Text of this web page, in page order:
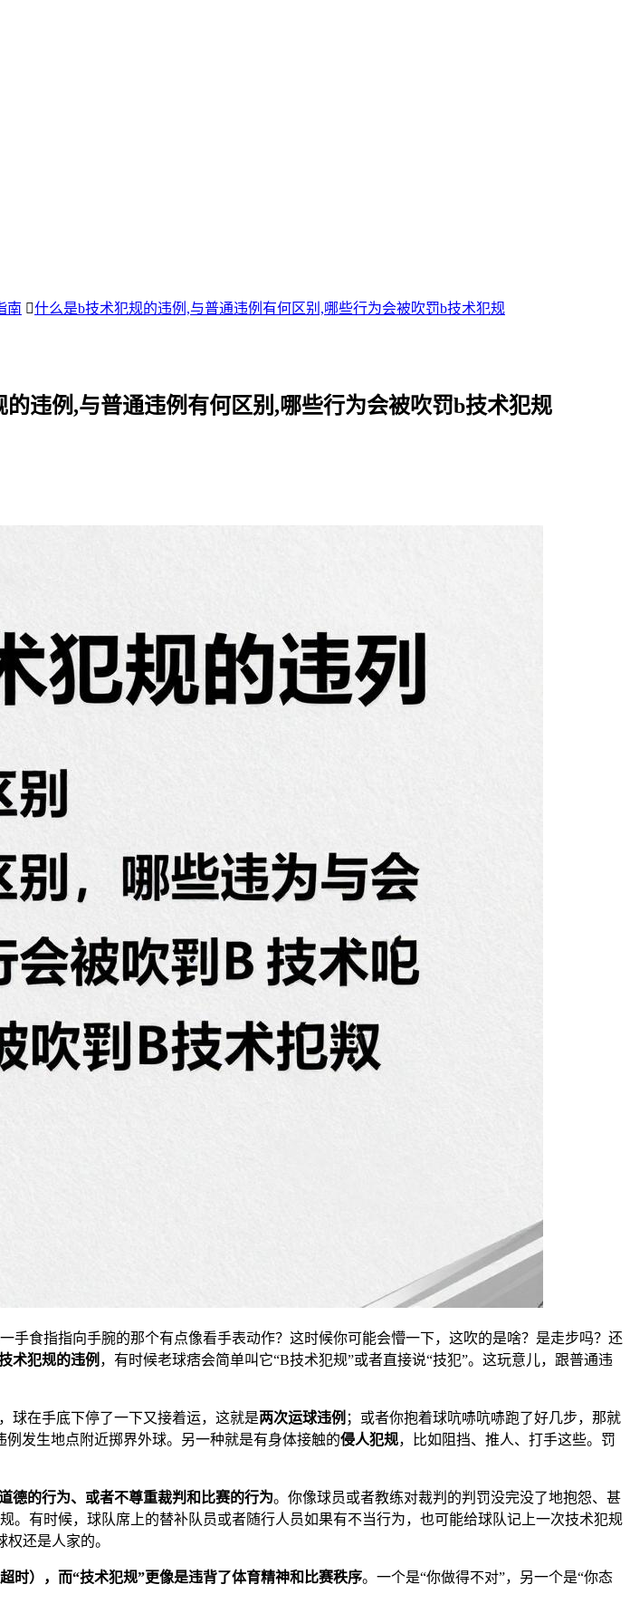
南 什么是b技术犯规的违例,与普通违例有何区别,哪些行为会被吹罚b技术犯规
的违例,与普通违例有何区别,哪些行为会被吹罚b技术犯规
食指指向手腕的那个有点像看手表动作？这时候你可能会懵一下，这吹的是啥？是走步吗？还
术犯规的违例 ，有时候老球痞会简单叫它“B技术犯规”或者直接说“技犯”。这玩意儿，跟普通违
球在手底下停了一下又接着运，这就是两次运球违例 ；或者你抱着球吭哧吭哧跑了好几步，那就
发生地点附近掷界外球。另一种就是有身体接触的侵人犯规，比如阻挡、推人、打手这些。罚
德的行为、或者不尊重裁判和比赛的行为。你像球员或者教练对裁判的判罚没完没了地抱怨、甚
有时候，球队席上的替补队员或者随行人员如果有不当行为，也可能给球队记上一次技术犯规
还是人家的。
时），而“技术犯规”更像是违背了体育精神和比赛秩序。一个是“你做得不对”，另一个是“你态